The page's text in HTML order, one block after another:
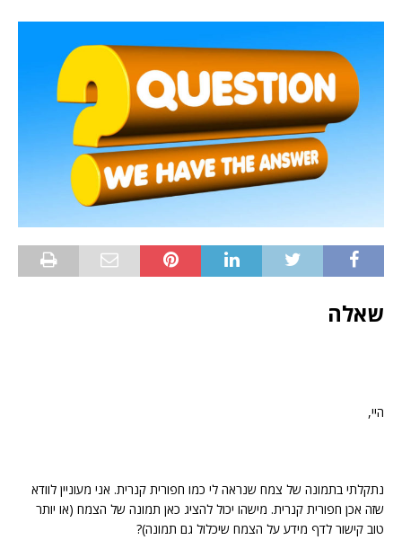
שאלה
היי,
נתקלתי בתמונה של צמח שנראה לי כמו חפורית קנרית. אני מעוניין לוודא
שזה אכן חפורית קנרית. מישהו יכול להציג כאן תמונה של הצמח (או יותר
טוב קישור לדף מידע על הצמח שיכלול גם תמונה)?